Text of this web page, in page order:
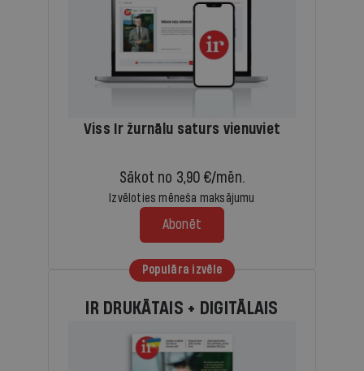
Viss Ir žurnālu saturs vienuviet
Sākot no 3,90 €/mēn.
Izvēloties mēneša maksājumu
Abonēt
Populāra izvēle
IR DRUKĀTAIS + DIGITĀLAIS